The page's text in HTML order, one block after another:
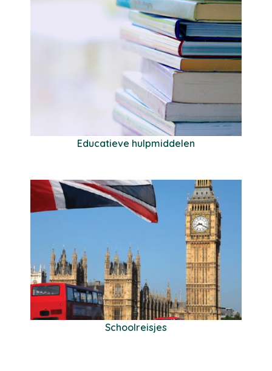
Educatieve hulpmiddelen
Schoolreisjes